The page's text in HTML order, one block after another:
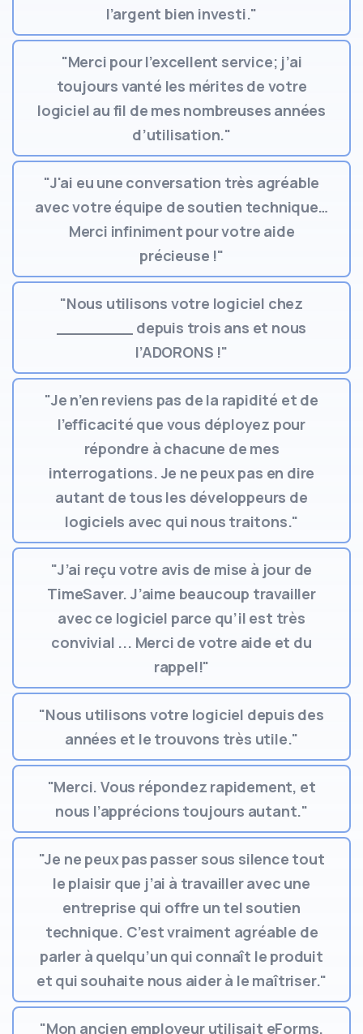
l’argent bien investi."
"Merci pour l’excellent service; j’ai
toujours vanté les mérites de votre
logiciel au fil de mes nombreuses années
d’utilisation."
"J'ai eu une conversation très agréable
avec votre équipe de soutien technique…
Merci infiniment pour votre aide
précieuse !"
"Nous utilisons votre logiciel chez
________ depuis trois ans et nous
l’ADORONS !"
"Je n’en reviens pas de la rapidité et de
l’efficacité que vous déployez pour
répondre à chacune de mes
interrogations. Je ne peux pas en dire
autant de tous les développeurs de
logiciels avec qui nous traitons."
"J’ai reçu votre avis de mise à jour de
TimeSaver. J’aime beaucoup travailler
avec ce logiciel parce qu’il est très
convivial ... Merci de votre aide et du
rappel!"
"Nous utilisons votre logiciel depuis des
années et le trouvons très utile."
"Merci. Vous répondez rapidement, et
nous l’apprécions toujours autant."
"Je ne peux pas passer sous silence tout
le plaisir que j’ai à travailler avec une
entreprise qui offre un tel soutien
technique. C’est vraiment agréable de
parler à quelqu’un qui connaît le produit
et qui souhaite nous aider à le maîtriser."
"Mon ancien employeur utilisait eForms.